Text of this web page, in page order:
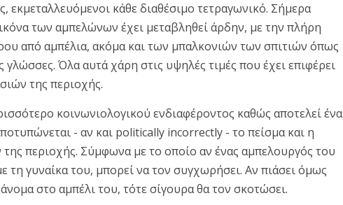
εκμεταλλευόμενοι κάθε διαθέσιμο τετραγωνικό. Σήμερα
των αμπελώνων έχει μεταβληθεί άρδην, με την πλήρη
από αμπέλια, ακόμα και των μπαλκονιών των σπιτιών όπως
γλώσσες. Όλα αυτά χάρη στις υψηλές τιμές που έχει επιφέρει
της περιοχής.
κοινωνιολογικού ενδιαφέροντος καθώς αποτελεί ένα
- αν και politically incorrectly - το πείσμα και η
περιοχής. Σύμφωνα με το οποίο αν ένας αμπελουργός του
τη γυναίκα του, μπορεί να τον συγχωρήσει. Αν πιάσει όμως
στο αμπέλι του, τότε σίγουρα θα τον σκοτώσει.